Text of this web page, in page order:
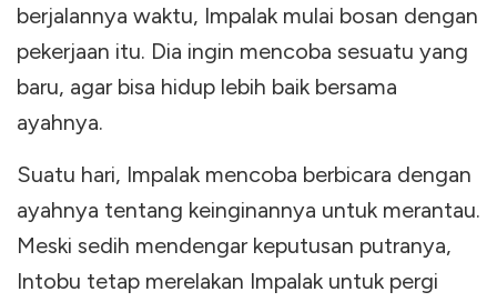
berjalannya waktu, Impalak mulai bosan dengan
pekerjaan itu. Dia ingin mencoba sesuatu yang
baru, agar bisa hidup lebih baik bersama
ayahnya.
Suatu hari, Impalak mencoba berbicara dengan
ayahnya tentang keinginannya untuk merantau.
Meski sedih mendengar keputusan putranya,
Intobu tetap merelakan Impalak untuk pergi